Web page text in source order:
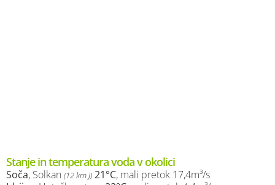
Stanje in temperatura voda v okolici
Soča, Solkan (12 km J) 21°C, mali pretok 17,4m³/s